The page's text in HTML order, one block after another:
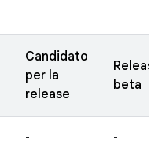
Candidato
per la
release
Release
beta
- -